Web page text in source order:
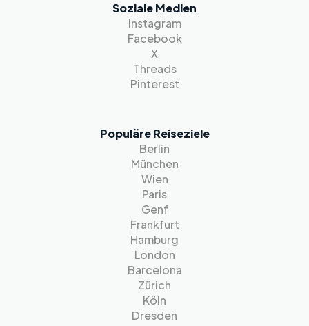
Soziale Medien
Instagram
Facebook
X
Threads
Pinterest
Populäre Reiseziele
Berlin
München
Wien
Paris
Genf
Frankfurt
Hamburg
London
Barcelona
Zürich
Köln
Dresden